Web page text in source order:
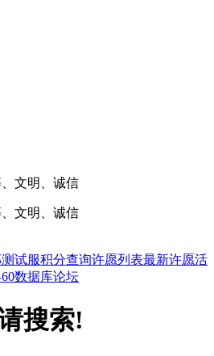
文明、诚信
文明、诚信
试服积分查询许愿列表最新许愿活
数据库论坛
搜索!